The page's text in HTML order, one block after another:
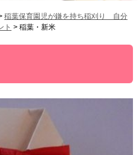
稲葉保育園児が鎌を持ち稲刈り 自分
ト > 稲葉・新米